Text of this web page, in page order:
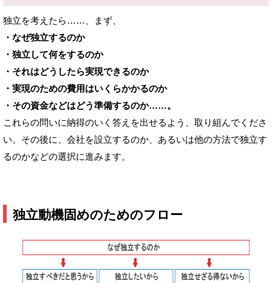
独立を考えたら……、まず、
・なぜ独立するのか
・独立して何をするのか
・それはどうしたら実現できるのか
・実現のための費用はいくらかかるのか
・その資金などはどう準備するのか……。
これらの問いに納得のいく答えを出せるよう、取り組んでくださ
い。その後に、会社を設立するのか、あるいは他の方法で独立す
るのかなどの選択に進みます。
独立動機固めのためのフロー